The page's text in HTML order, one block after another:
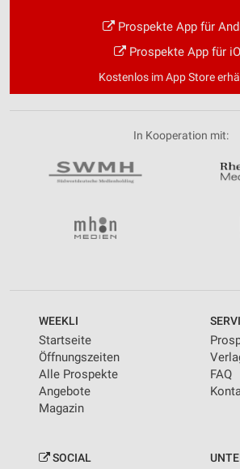
Prospekte App für
Prospekte App für
Kostenlos im App Store
In Kooperation mit:
WEEKLI
Startseite
Öffnungszeiten
Alle Prospekte
Angebote
Magazin
FAQ
SOCIAL